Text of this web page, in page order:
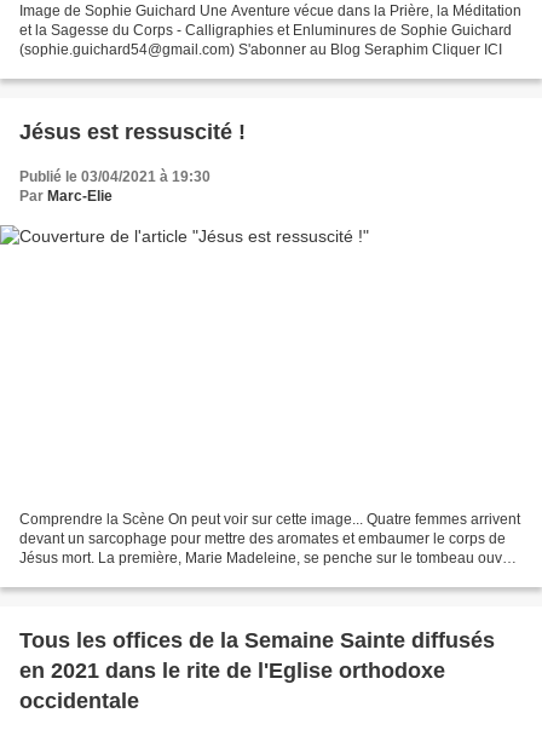
Image de Sophie Guichard Une Aventure vécue dans la Prière, la Méditation
et la Sagesse du Corps - Calligraphies et Enluminures de Sophie Guichard
(sophie.guichard54@gmail.com) S'abonner au Blog Seraphim Cliquer ICI
Jésus est ressuscité !
Publié le 03/04/2021 à 19:30
Par Marc-Elie
Comprendre la Scène On peut voir sur cette image... Quatre femmes arrivent
devant un sarcophage pour mettre des aromates et embaumer le corps de
Jésus mort. La première, Marie Madeleine, se penche sur le tombeau ouvert
Tous les offices de la Semaine Sainte diffusés
en 2021 dans le rite de l'Eglise orthodoxe
occidentale